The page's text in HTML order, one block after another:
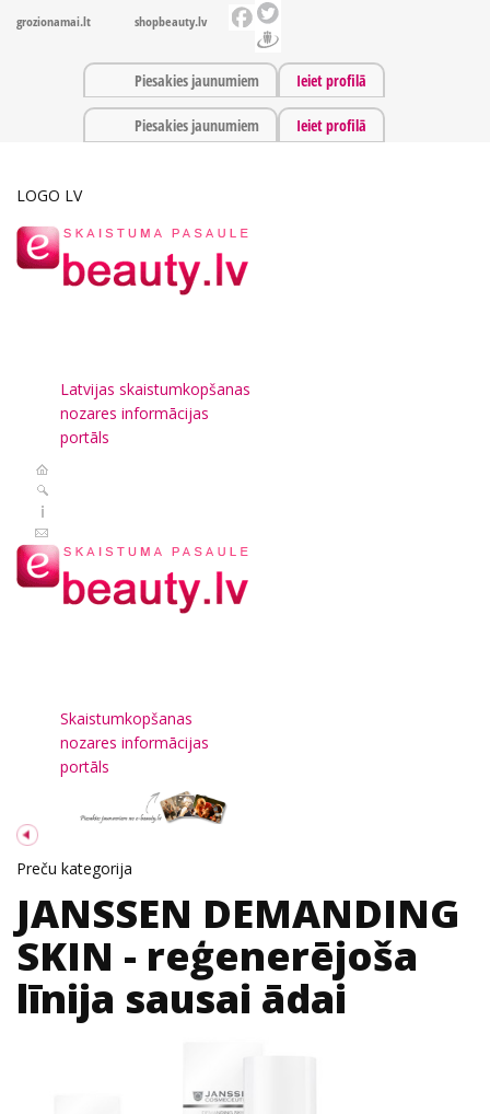
grozionamai.lt shopbeauty.lv
Piesakies jaunumiem Ieiet profilā
Piesakies jaunumiem Ieiet profilā
LOGO LV
Latvijas skaistumkopšanas
nozares informācijas
portāls
Skaistumkopšanas
nozares informācijas
portāls
Preču kategorija
JANSSEN DEMANDING
SKIN - reģenerējoša
līnija sausai ādai